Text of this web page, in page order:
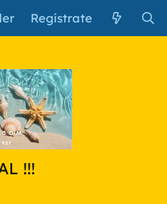
Regístrate
!!!